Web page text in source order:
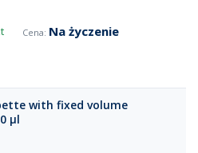
Na życzenie
with fixed volume
µl